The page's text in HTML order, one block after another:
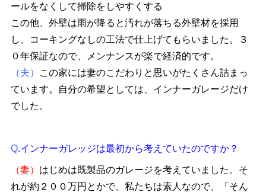
ールをなくして掃除をしやすくする
この他、外壁は雨が降ると汚れが落ちる外壁材を採用
し、コーキングなしの工法で仕上げてもらいました。３
０年保証なので、メンナンスが楽で経済的です。
（夫）
この家には妻のこだわりと思いがたくさん詰まっ
ています。自分の希望としては、インナーガレージだけ
でした。
Q.インナーガレッジは最初から考えていたのですか？
（妻） はじめは既製品のガレージを考えていました。そ
れが約２００万円とかで、私たちは素人なので、「そん